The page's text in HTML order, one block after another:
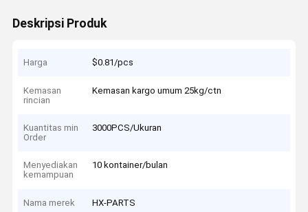
Deskripsi Produk
Harga $0.81/pcs
Kemasan
rincian
Kemasan kargo umum 25kg/ctn
Kuantitas min
Order
3000PCS/Ukuran
Menyediakan
kemampuan
10 kontainer/bulan
Nama merek HX-PARTS